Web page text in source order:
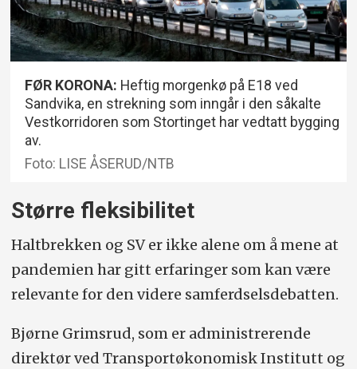
FØR KORONA: Heftig morgenkø på E18 ved
Sandvika, en strekning som inngår i den såkalte
Vestkorridoren som Stortinget har vedtatt bygging
av.
Foto: LISE ÅSERUD/NTB
Større fleksibilitet
Haltbrekken og SV er ikke alene om å mene at
pandemien har gitt erfaringer som kan være
relevante for den videre samferdselsdebatten.
Bjørne Grimsrud, som er administrerende
direktør ved Transportøkonomisk Institutt og